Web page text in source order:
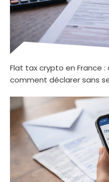
Flat tax crypto en France
comment déclarer sans